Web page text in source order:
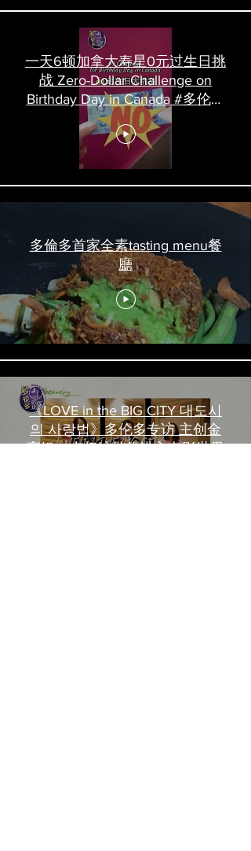
一天6顿加拿大寿星0元过生日挑
战 Zero-Dollar Challenge on
Birthday Day in Canada #多伦多
吃喝玩乐 #多伦多美食
#torontofood
多倫多首家全素tasting menu餐
廳
《LOVE in the BIG CITY 대도시
의 사랑법》多伦多专访 主创金
高银、卢相铉带你进入电影世界